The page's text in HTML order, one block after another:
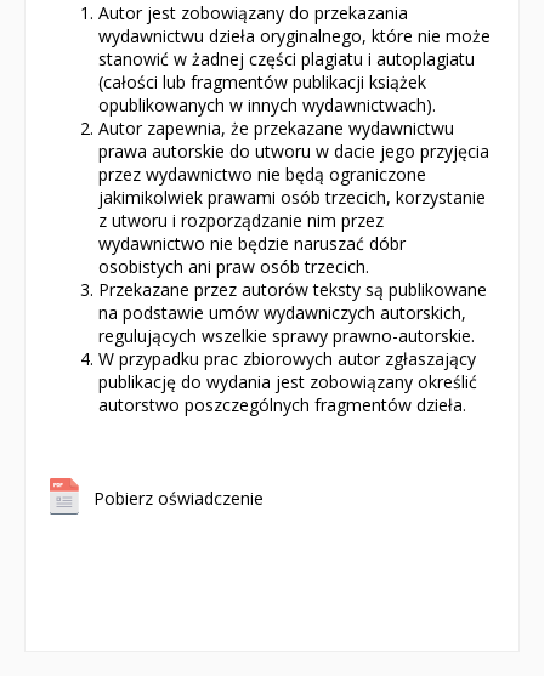
Autor jest zobowiązany do przekazania
wydawnictwu dzieła oryginalnego, które nie może
stanowić w żadnej części plagiatu i autoplagiatu
(całości lub fragmentów publikacji książek
opublikowanych w innych wydawnictwach).
Autor zapewnia, że przekazane wydawnictwu
prawa autorskie do utworu w dacie jego przyjęcia
przez wydawnictwo nie będą ograniczone
jakimikolwiek prawami osób trzecich, korzystanie
z utworu i rozporządzanie nim przez
wydawnictwo nie będzie naruszać dóbr
osobistych ani praw osób trzecich.
Przekazane przez autorów teksty są publikowane
na podstawie umów wydawniczych autorskich,
regulujących wszelkie sprawy prawno-autorskie.
W przypadku prac zbiorowych autor zgłaszający
publikację do wydania jest zobowiązany określić
autorstwo poszczególnych fragmentów dzieła.
Pobierz oświadczenie